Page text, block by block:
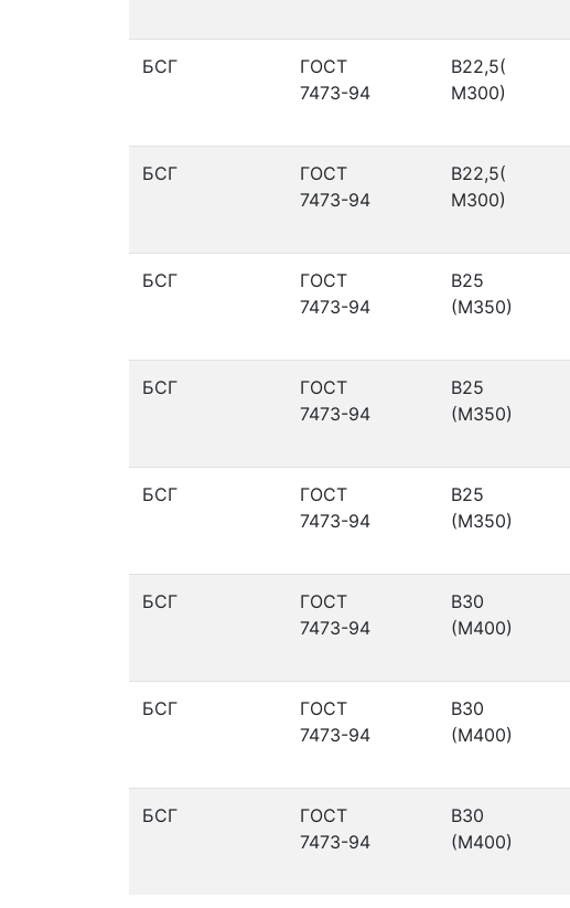
БСГ
ГОСТ
7473-94
В22,5(
М300)
БСГ
ГОСТ
7473-94
В22,5(
М300)
БСГ
ГОСТ
7473-94
В25
(М350)
БСГ
ГОСТ
7473-94
В25
(М350)
БСГ
ГОСТ
7473-94
В25
(М350)
БСГ
ГОСТ
7473-94
В30
(М400)
БСГ
ГОСТ
7473-94
В30
(М400)
БСГ
ГОСТ
7473-94
В30
(М400)